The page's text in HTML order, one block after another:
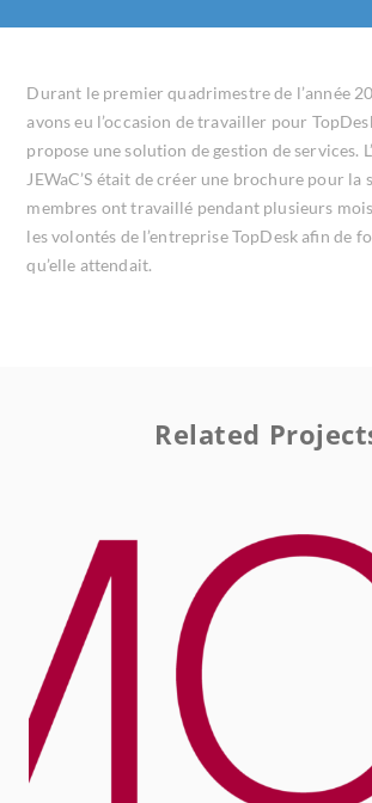
Durant le premier quadrimestre de l’année
avons eu l’occasion de travailler pour
propose une solution de gestion de services.
JEWaC’S était de créer une brochure pour la
membres ont travaillé pendant plusieurs
les volontés de l’entreprise TopDesk afin de
qu’elle attendait.
Related